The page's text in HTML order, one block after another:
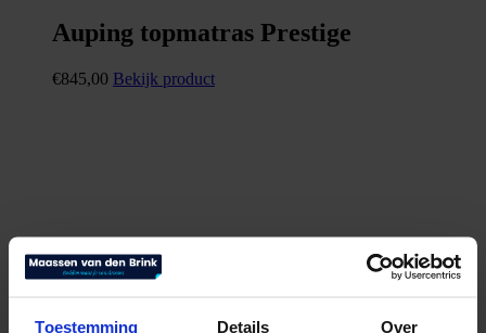
Toestemming Details Over
Auping topmatras Prestige
€845,00 Bekijk product